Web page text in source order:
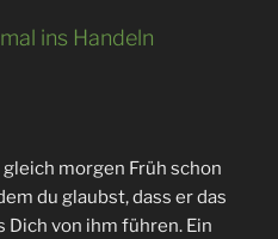
ins Handeln
morgen Früh schon
du glaubst, dass er das
von ihm führen. Ein